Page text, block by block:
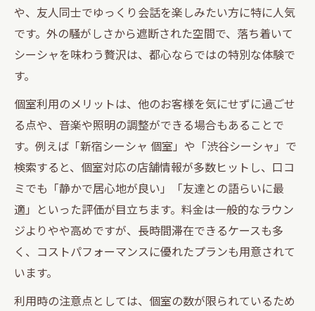
や、友人同士でゆっくり会話を楽しみたい方に特に人気
です。外の騒がしさから遮断された空間で、落ち着いて
シーシャを味わう贅沢は、都心ならではの特別な体験で
す。
個室利用のメリットは、他のお客様を気にせずに過ごせ
る点や、音楽や照明の調整ができる場合もあることで
す。例えば「新宿シーシャ 個室」や「渋谷シーシャ」で
検索すると、個室対応の店舗情報が多数ヒットし、口コ
ミでも「静かで居心地が良い」「友達との語らいに最
適」といった評価が目立ちます。料金は一般的なラウン
ジよりやや高めですが、長時間滞在できるケースも多
く、コストパフォーマンスに優れたプランも用意されて
います。
利用時の注意点としては、個室の数が限られているため